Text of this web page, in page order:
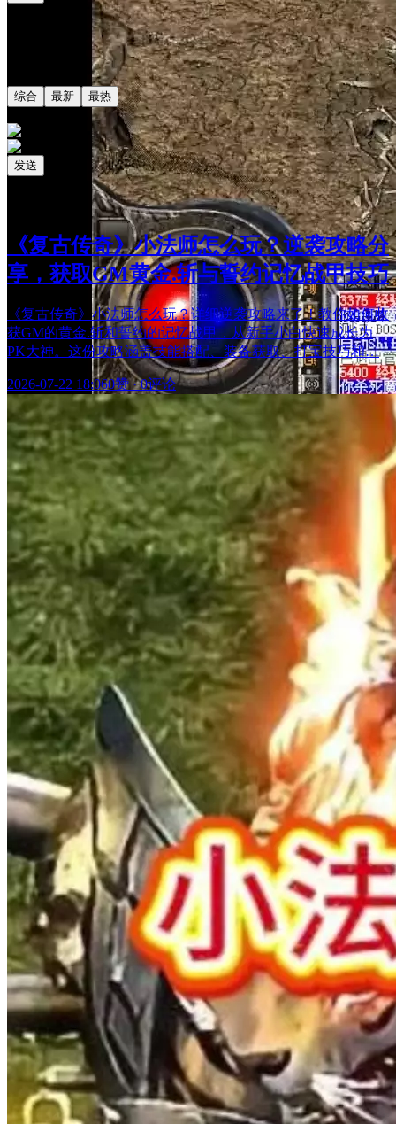
综合 最新 最热
发送
《复古传奇》小法师怎么玩？逆袭攻略分
享，获取GM黄金.斩与誓约记忆战甲技巧
《复古传奇》小法师怎么玩？详细逆袭攻略来了！教你如何收
获GM的黄金.斩和誓约的记忆战甲，从新手小白快速成长为
PK大神。这份攻略涵盖技能搭配、装备获取、打宝技巧和…
2026-07-22 18:060赞·0评论